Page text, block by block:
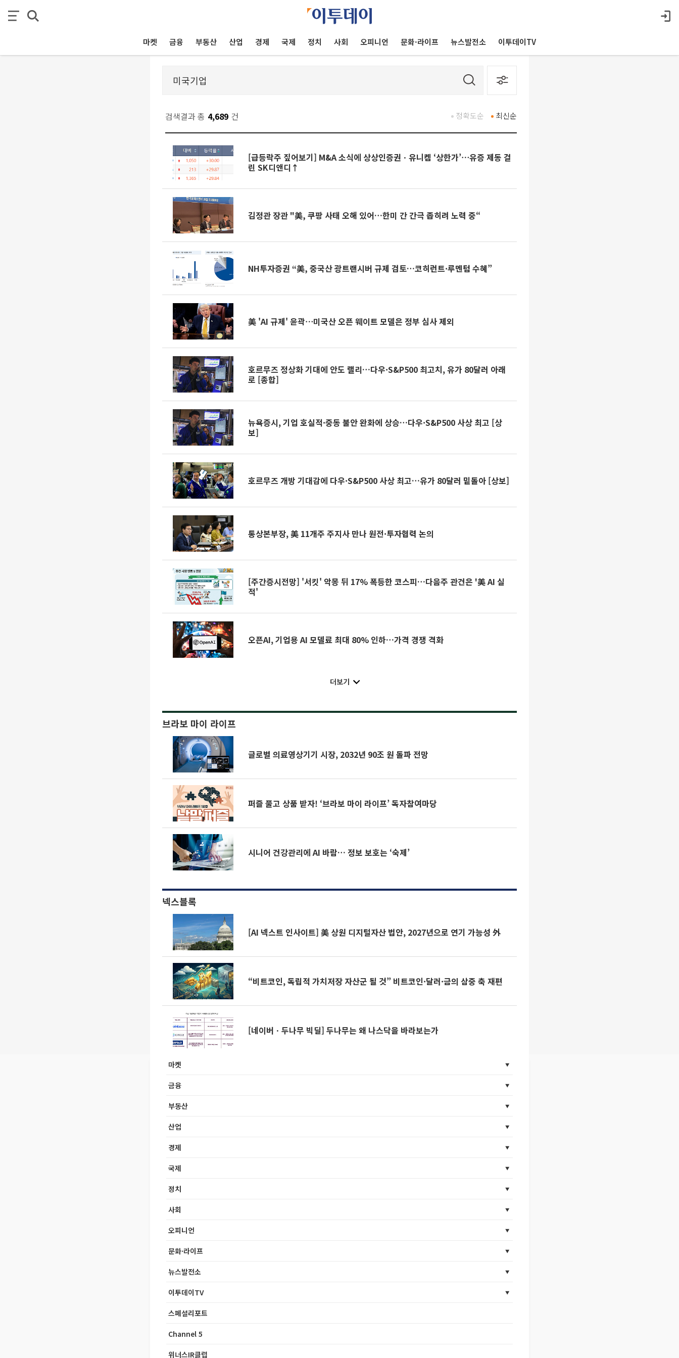
마켓 금융 부동산 산업 경제 국제 정치 사회 오피니언 문화·라이프 뉴스발전소 이투데이TV
검색결과 총 4,689 건 최신순
정확도순
[급등락주 짚어보기] M&A 소식에 상상인증권ㆍ유니켐 ‘상한가’⋯유증 제동 걸
린 SK디앤디↑
김정관 장관 "美, 쿠팡 사태 오해 있어…한미 간 간극 좁히려 노력 중“
NH투자증권 “美, 중국산 광트랜시버 규제 검토…코히런트·루멘텀 수혜”
美 'AI 규제' 윤곽⋯미국산 오픈 웨이트 모델은 정부 심사 제외
호르무즈 정상화 기대에 안도 랠리…다우·S&P500 최고치, 유가 80달러 아래
로 [종합]
뉴욕증시, 기업 호실적·중동 불안 완화에 상승…다우·S&P500 사상 최고 [상
보]
호르무즈 개방 기대감에 다우·S&P500 사상 최고…유가 80달러 밑돌아 [상보]
통상본부장, 美 11개주 주지사 만나 원전·투자협력 논의
[주간증시전망] '서킷' 악몽 뒤 17% 폭등한 코스피…다음주 관건은 '美 AI 실
적'
오픈AI, 기업용 AI 모델료 최대 80% 인하…가격 경쟁 격화
더보기
브라보 마이 라이프
글로벌 의료영상기기 시장, 2032년 90조 원 돌파 전망
퍼즐 풀고 상품 받자! ‘브라보 마이 라이프’ 독자참여마당
시니어 건강관리에 AI 바람… 정보 보호는 ‘숙제’
넥스블록
[AI 넥스트 인사이트] 美 상원 디지털자산 법안, 2027년으로 연기 가능성 外
“비트코인, 독립적 가치저장 자산군 될 것” 비트코인·달러·금의 삼중 축 재편
[네이버ㆍ두나무 빅딜] 두나무는 왜 나스닥을 바라보는가
마켓
금융
부동산
산업
경제
국제
정치
사회
오피니언
문화·라이프
뉴스발전소
이투데이TV
스페셜리포트
Channel 5
위너스IR클럽